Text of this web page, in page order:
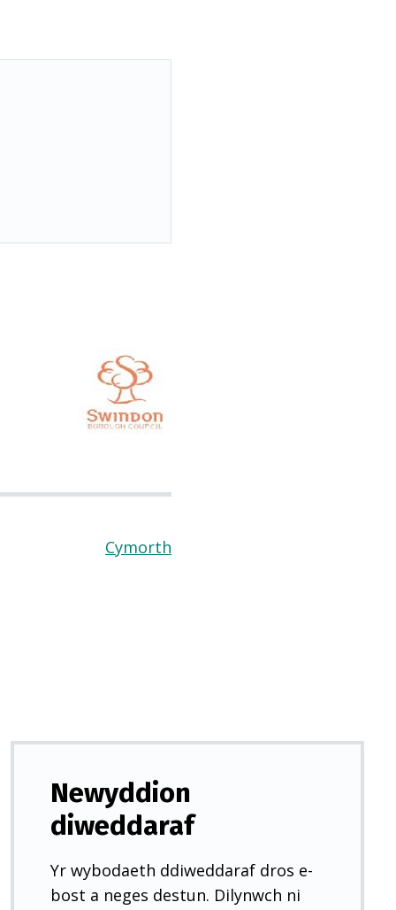
Cymorth
Newyddion
diweddaraf
Yr wybodaeth ddiweddaraf dros e-
bost a neges destun. Dilynwch ni